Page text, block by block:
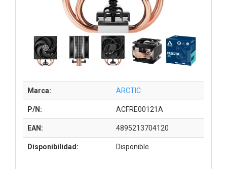
Marca: ARCTIC
P/N: ACFRE00121A
EAN: 4895213704120
Disponibilidad: Disponible